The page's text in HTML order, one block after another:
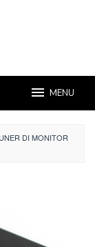
MENU
DI MONITOR